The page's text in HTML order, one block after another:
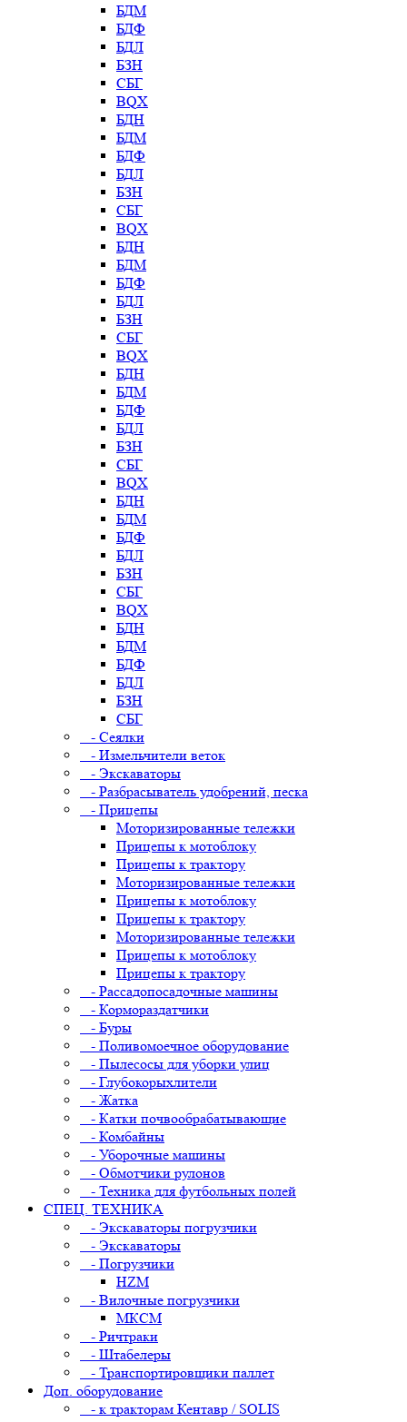
БДМ
БДФ
БДЛ
БЗН
СБГ
BQX
БДН
БДМ
БДФ
БДЛ
БЗН
СБГ
BQX
БДН
БДМ
БДФ
БДЛ
БЗН
СБГ
BQX
БДН
БДМ
БДФ
БДЛ
БЗН
СБГ
BQX
БДН
БДМ
БДФ
БДЛ
БЗН
СБГ
BQX
БДН
БДМ
БДФ
БДЛ
БЗН
СБГ
- Сеялки
- Измельчители веток
- Экскаваторы
- Разбрасыватель удобрений, песка
- Прицепы
Моторизированные тележки
Прицепы к мотоблоку
Прицепы к трактору
Моторизированные тележки
Прицепы к мотоблоку
Прицепы к трактору
Моторизированные тележки
Прицепы к мотоблоку
Прицепы к трактору
- Рассадопосадочные машины
- Кормораздатчики
- Буры
- Поливомоечное оборудование
- Пылесосы для уборки улиц
- Глубокорыхлители
- Жатка
- Катки почвообрабатывающие
- Комбайны
- Уборочные машины
- Обмотчики рулонов
- Техника для футбольных полей
СПЕЦ. ТЕХНИКА
- Экскаваторы погрузчики
- Экскаваторы
- Погрузчики
HZM
- Вилочные погрузчики
МКСМ
- Ричтраки
- Штабелеры
- Транспортировщики паллет
Доп. оборудование
- к тракторам Кентавр / SOLIS